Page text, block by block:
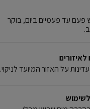
פעם עד פעמיים ביום, בוקר
על האזור המיועד לניקוי.